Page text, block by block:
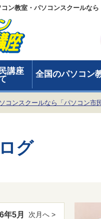
ン教室・パソコンスクールなら
講座
全国のパソコン
コンスクールなら「パソコン市
グ
年5月
次月へ >